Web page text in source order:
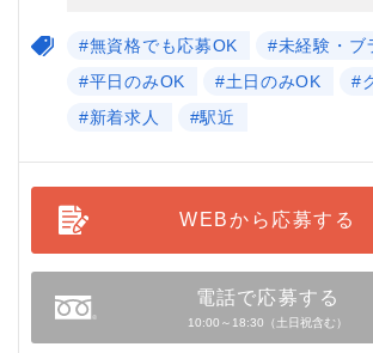
#無資格でも応募OK
#未経験・ブ
#平日のみOK
#土日のみOK
#
#新着求人
#駅近
WEBから応募する
電話で応募する
10:00～18:30（土日祝含む）